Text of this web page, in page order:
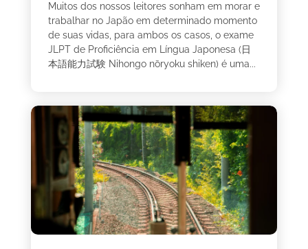
Muitos dos nossos leitores sonham em morar e
trabalhar no Japão em determinado momento
de suas vidas, para ambos os casos, o exame
JLPT de Proficiência em Língua Japonesa (日
本語能力試験 Nihongo nōryoku shiken) é uma...